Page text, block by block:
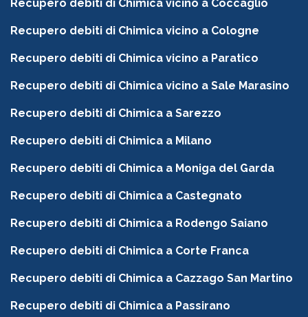
Recupero debiti di Chimica vicino a Coccaglio
Recupero debiti di Chimica vicino a Cologne
Recupero debiti di Chimica vicino a Paratico
Recupero debiti di Chimica vicino a Sale Marasino
Recupero debiti di Chimica a Sarezzo
Recupero debiti di Chimica a Milano
Recupero debiti di Chimica a Moniga del Garda
Recupero debiti di Chimica a Castegnato
Recupero debiti di Chimica a Rodengo Saiano
Recupero debiti di Chimica a Corte Franca
Recupero debiti di Chimica a Cazzago San Martino
Recupero debiti di Chimica a Passirano